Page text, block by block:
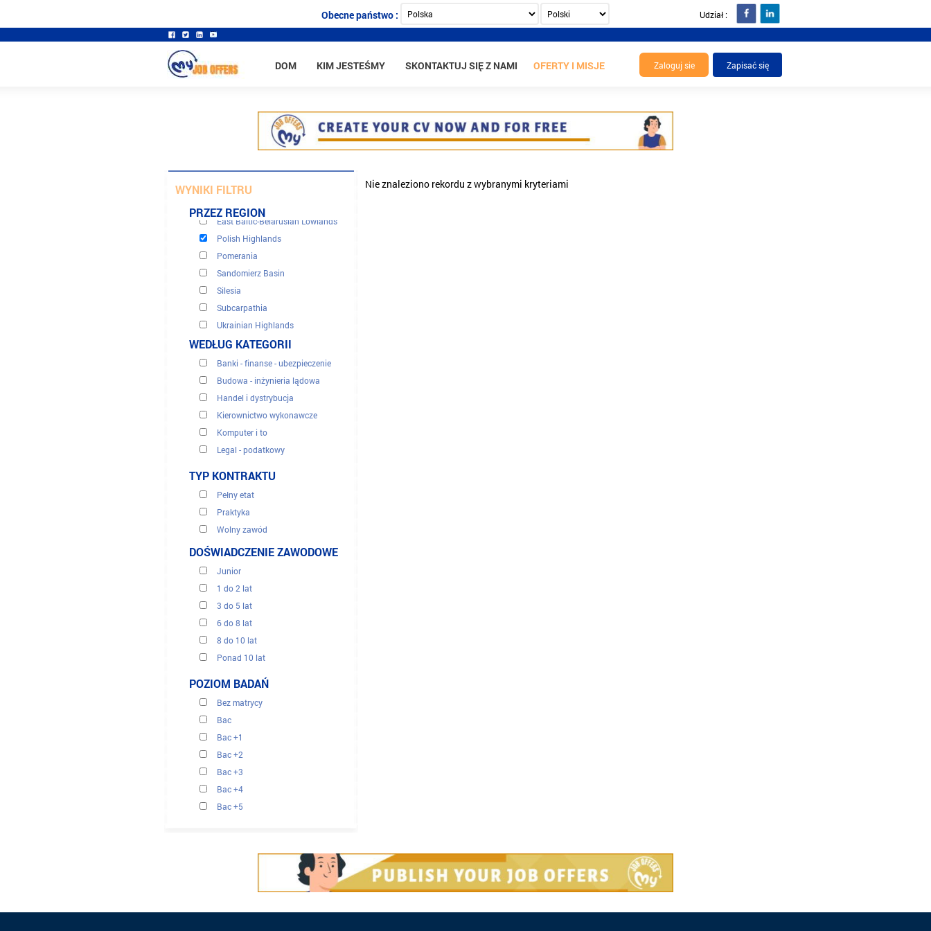
Obecne państwo : Udział :
DOM KIM JESTEŚMY SKONTAKTUJ SIĘ Z NAMI OFERTY I MISJE
WYNIKI FILTRU
PRZEZ REGION
Bohemian Massif
Carpathian Mountains
East Baltic-Belarusian Lowlands
Polish Highlands
Pomerania
Sandomierz Basin
Silesia
Subcarpathia
Ukrainian Highlands
WEDŁUG KATEGORII
Banki - finanse - ubezpieczenie
Budowa - inżynieria lądowa
Handel i dystrybucja
Kierownictwo wykonawcze
Komputer i to
Legal - podatkowy
Sekretariaci i administratorzy
Sprzedaż i marketing
Turystyka
Tłumaczenie
Zasoby ludzkie
Zdrowie medyczne
TYP KONTRAKTU
Pełny etat
Praktyka
Wolny zawód
Okres przejściowy
DOŚWIADCZENIE ZAWODOWE
Junior
1 do 2 lat
3 do 5 lat
6 do 8 lat
8 do 10 lat
Ponad 10 lat
POZIOM BADAŃ
Bez matrycy
Bac
Bac +1
Bac +2
Bac +3
Bac +4
Bac +5
Nie znaleziono rekordu z wybranymi kryteriami